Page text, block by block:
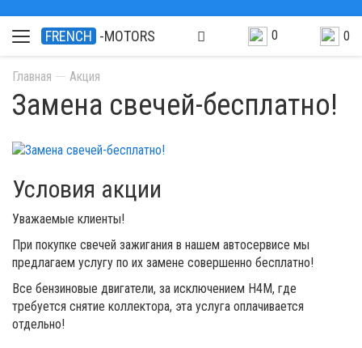
FRENCH -MOTORS 0 0
Главная Акция
Замена свечей-бесплатно!
Условия акции
Уважаемые клиенты!
При покупке свечей зажигания в нашем автосервисе мы
предлагаем услугу по их замене совершенно бесплатно!
Все бензиновые двигатели, за исключением Н4М, где
требуется снятие коллектора, эта услуга оплачивается
отдельно!